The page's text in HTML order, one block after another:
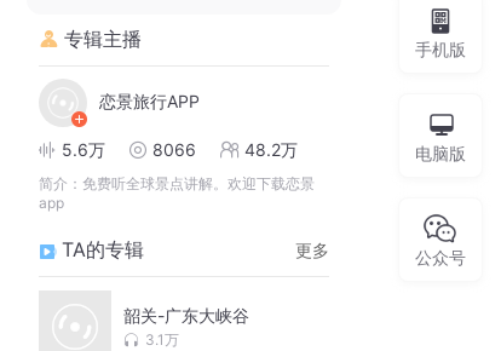
专辑主播
恋景旅行APP
5.6万 8066 48.2万
简介： 免费听全球景点讲解。欢迎下载恋景
app
TA的专辑 更多
韶关-广东大峡谷
3.1万
手机版
电脑版
公众号